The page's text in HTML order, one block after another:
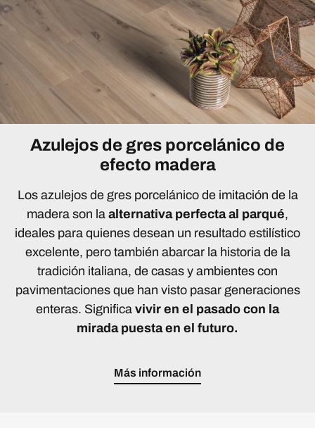
Azulejos de gres porcelánico de
efecto madera
Los azulejos de gres porcelánico de imitación de la
madera son la alternativa perfecta al parqué,
ideales para quienes desean un resultado estilístico
excelente, pero también abarcar la historia de la
tradición italiana, de casas y ambientes con
pavimentaciones que han visto pasar generaciones
enteras. Significa vivir en el pasado con la
mirada puesta en el futuro.
Más información